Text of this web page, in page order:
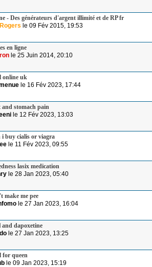
- Des générateurs d'argent illimité et de RP fr
le 09 Fév 2015, 19:53
en ligne
le 25 Juin 2014, 20:10
online uk
le 16 Fév 2023, 17:44
stomach pain
le 12 Fév 2023, 13:03
i buy cialis or viagra
le 11 Fév 2023, 09:55
lasix medication
le 28 Jan 2023, 05:40
make me pee
le 27 Jan 2023, 16:04
dapoxetine
le 27 Jan 2023, 13:25
for queen
le 09 Jan 2023, 15:19